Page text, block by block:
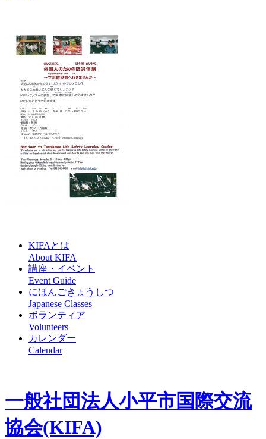
KIFAとは
About KIFA
講座・イベント
Event Guide
にほんごきょうしつ
Japanese Classes
ボランティア
Volunteers
カレンダー
Calendar
一般社団法人小平市国際交流
協会(KIFA)